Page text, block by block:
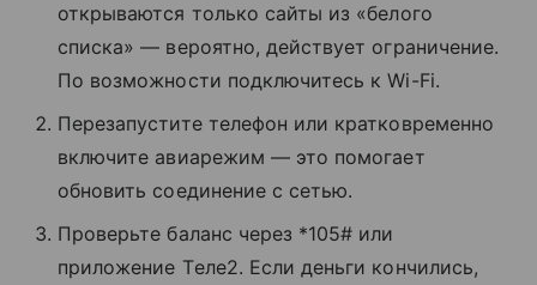
открываются только сайты из «белого
списка» — вероятно, действует ограничение.
По возможности подключитесь к Wi-Fi.
Перезапустите телефон или кратковременно
включите авиарежим — это помогает
обновить соединение с сетью.
Проверьте баланс через *105# или
приложение Tеле2. Если деньги кончились,